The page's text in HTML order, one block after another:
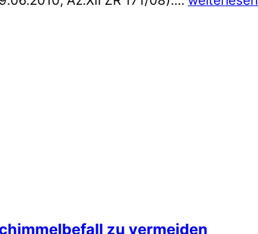
zu vermeiden